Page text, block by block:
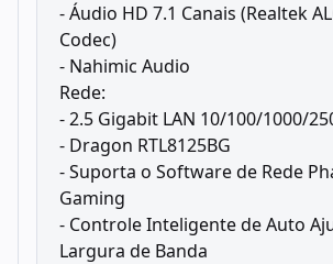
- Áudio HD 7.1 Canais (Realtek
Codec)
- Nahimic Audio
Rede:
- 2.5 Gigabit LAN 10/100/1000/
- Dragon RTL8125BG
- Suporta o Software de Rede
Gaming
- Controle Inteligente de Auto
Largura de Banda